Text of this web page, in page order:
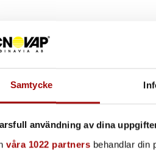
Samtycke
användning av dina
våra 1022 partners behandlar din